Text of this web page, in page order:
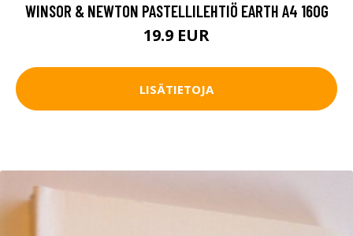
WINSOR & NEWTON PASTELLILEHTIÖ EARTH A4 160G
19.9 EUR
LISÄTIETOJA